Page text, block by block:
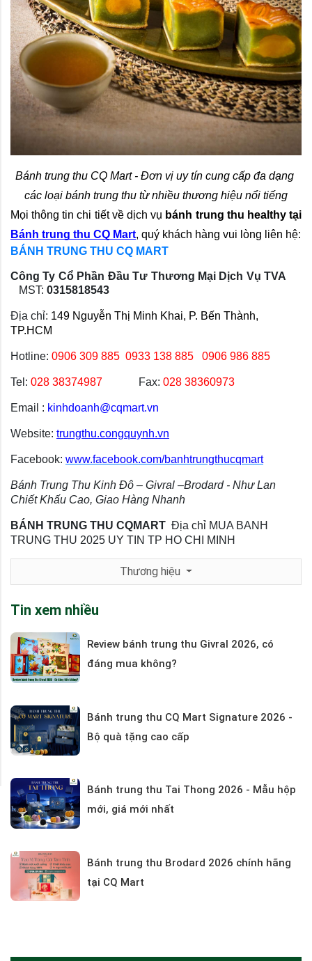
Bánh trung thu CQ Mart - Đơn vị uy tín cung cấp đa dạng
các loại bánh trung thu từ nhiều thương hiệu nổi tiếng
Mọi thông tin chi tiết về dịch vụ
Bánh trung thu CQ Mart, quý khách hàng vui lòng liên hệ:
BÁNH TRUNG THU CQ MART
Công Ty Cổ Phần Đầu Tư Thương Mại Dịch Vụ TVA
MST: 0315818543
Địa chỉ: 149 Nguyễn Thị Minh Khai, P. Bến Thành,
TP.HCM
Hotline: 0906 309 885 0933 138 885 0906 986 885
Tel: 028 38374987 Fax: 028 38360973
Email : kinhdoanh@cqmart.vn
Website: trungthu.congquynh.vn
Facebook: www.facebook.com/banhtrungthucqmart
Bánh Trung Thu Kinh Đô – Givral –Brodard - Như Lan
Chiết Khấu Cao, Giao Hàng Nhanh
BÁNH TRUNG THU CQMART Địa chỉ MUA BANH
TRUNG THU 2025 UY TIN TP HO CHI MINH
Thương hiệu
Tin xem nhiều
Review bánh trung thu Givral 2026, có
đáng mua không?
Bánh trung thu CQ Mart Signature 2026 -
Bộ quà tặng cao cấp
Bánh trung thu Tai Thong 2026 - Mẫu hộp
mới, giá mới nhất
Bánh trung thu Brodard 2026 chính hãng
tại CQ Mart